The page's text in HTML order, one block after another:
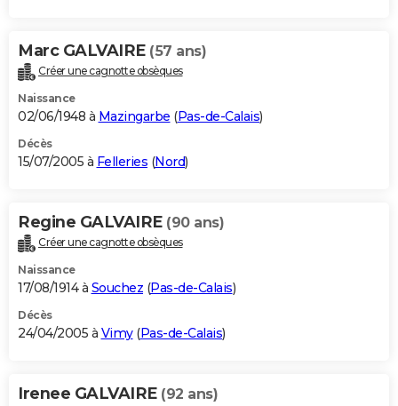
Marc GALVAIRE (57 ans)
Créer une cagnotte obsèques
Naissance
02/06/1948 à Mazingarbe (Pas-de-Calais)
Décès
15/07/2005 à Felleries (Nord)
Regine GALVAIRE (90 ans)
Créer une cagnotte obsèques
Naissance
17/08/1914 à Souchez (Pas-de-Calais)
Décès
24/04/2005 à Vimy(Pas-de-Calais)
Irenee GALVAIRE (92 ans)